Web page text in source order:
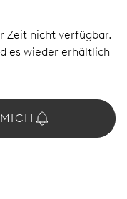
Zeit nicht verfügbar.
es wieder erhältlich